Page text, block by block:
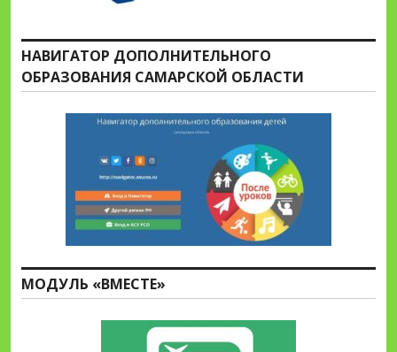
НАВИГАТОР ДОПОЛНИТЕЛЬНОГО
ОБРАЗОВАНИЯ САМАРСКОЙ ОБЛАСТИ
МОДУЛЬ «ВМЕСТЕ»